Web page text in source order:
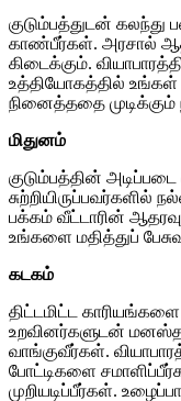
குடும்பத்துடன் கலந்து
காண்பீர்கள். அரசால்
கிடைக்கும்.
உத்தியோகத்தில் உங்கள்
நினைத்ததை முடிக்கும்
மிதுனம்
குடும்பத்தின்
பக்கம் வீட்டாரின்
உங்களை மதித்துப்
கடகம்
திட்டமிட்ட காரியங்களை
உறவினர்களுடன்
வாங்குவீர்கள்.
போட்டிகளை
முறியடிப்பீர்கள்.